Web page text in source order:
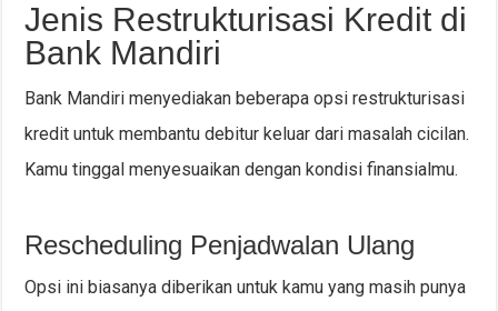
Jenis Restrukturisasi Kredit di
Bank Mandiri
Bank Mandiri menyediakan beberapa opsi restrukturisasi
kredit untuk membantu debitur keluar dari masalah cicilan.
Kamu tinggal menyesuaikan dengan kondisi finansialmu.
Rescheduling Penjadwalan Ulang
Opsi ini biasanya diberikan untuk kamu yang masih punya